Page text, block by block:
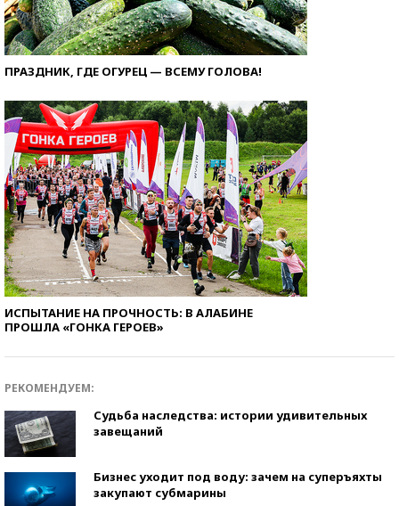
ПРАЗДНИК, ГДЕ ОГУРЕЦ — ВСЕМУ ГОЛОВА!
ИСПЫТАНИЕ НА ПРОЧНОСТЬ: В АЛАБИНЕ
ПРОШЛА «ГОНКА ГЕРОЕВ»
РЕКОМЕНДУЕМ:
Судьба наследства: истории удивительных
завещаний
Бизнес уходит под воду: зачем на суперъяхты
закупают субмарины